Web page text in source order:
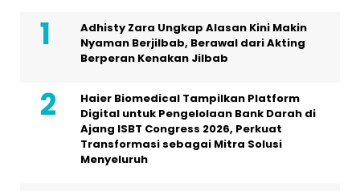
Adhisty Zara Ungkap Alasan Kini Makin
Nyaman Berjilbab, Berawal dari Akting
Berperan Kenakan Jilbab
Haier Biomedical Tampilkan Platform
Digital untuk Pengelolaan Bank Darah di
Ajang ISBT Congress 2026, Perkuat
Transformasi sebagai Mitra Solusi
Menyeluruh